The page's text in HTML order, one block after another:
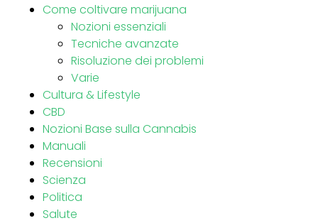
Come coltivare marijuana
Nozioni essenziali
Tecniche avanzate
Risoluzione dei problemi
Varie
Cultura & Lifestyle
CBD
Nozioni Base sulla Cannabis
Manuali
Recensioni
Scienza
Politica
Salute